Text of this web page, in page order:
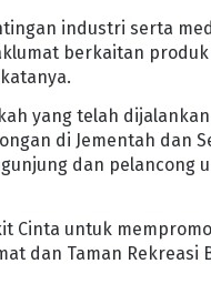
industri serta
berkaitan
yang telah
di Jementah dan
dan pelancong
Cinta untuk
dan Taman